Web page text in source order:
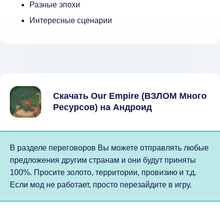
Разные эпохи
Интересные сценарии
Скачать Our Empire (ВЗЛОМ Много
Ресурсов) на Андроид
В разделе переговоров Вы можете отправлять любые
предложения другим странам и они будут приняты
100%. Просите золото, территории, провизию и т.д.
Если мод не работает, просто перезайдите в игру.